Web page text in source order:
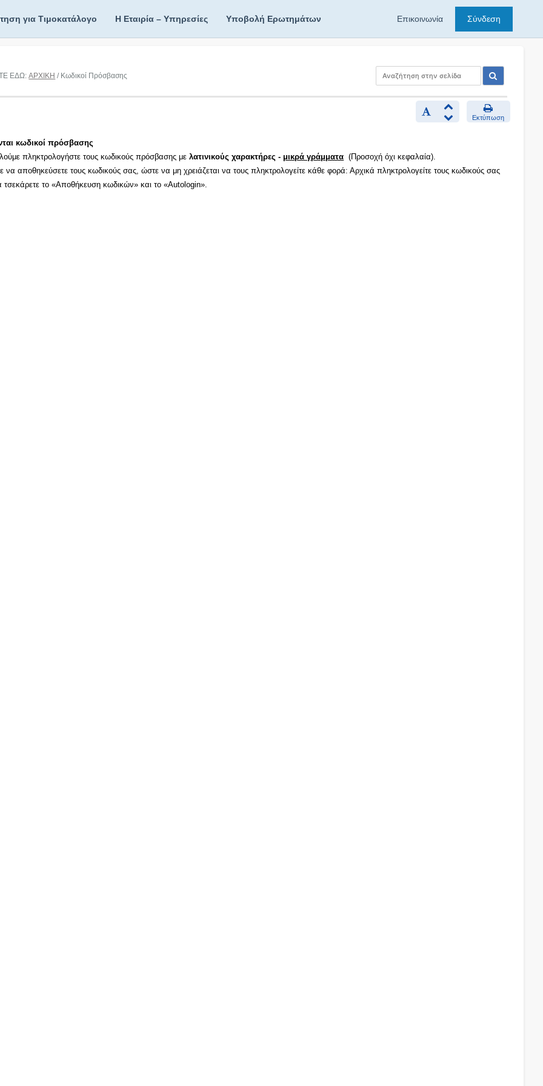
για Τιμοκατάλογο Η Εταιρία – Υπηρεσίες Υποβολή Ερωτημάτων Επικοινωνία Σύνδεση
ΕΔΩ:ΑΡΧΙΚΗ / Κωδικοί Πρόσβασης
Εκτύπωση
κωδικοί πρόσβασης
πληκτρολογήστε τους κωδικούς πρόσβασης μελατινικούς χαρακτήρες - μικρά γράμματα (Προσοχή όχι κεφαλαία).
να αποθηκεύσετε τους κωδικούς σας, ώστε να μη χρειάζεται να τους πληκτρολογείτε κάθε φορά: Αρχικά πληκτρολογείτε τους κωδικούς σας
τσεκάρετε το «Αποθήκευση κωδικών» και το «Autologin».